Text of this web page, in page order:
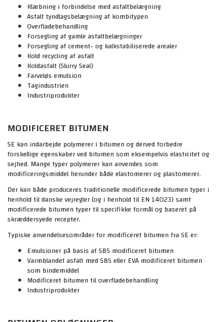
Klæbning i forbindelse med asfaltbelægning
Asfalt tyndlagsbelægning af kombitypen
Overfladebehandling
Forsegling af gamle asfaltbelægninger
Forsegling af cement- og kalkstabiliserede arealer
Kold recycling af asfalt
Koldasfalt (Slurry Seal)
Farveløs emulsion
Tagindustrien
Industriprodukter
MODIFICERET BITUMEN
SE kan indarbejde polymerer i bitumen og derved forbedre
forskellige egenskaber ved bitumen som eksempelvis elasticitet og
sejhed. Mange typer polymerer kan anvendes som
modificeringsmiddel herunder både elastomerer og plastomerer.
Der kan både produceres traditionelle modificerede bitumen typer i
henhold til danske vejregler (og i henhold til EN 14023) samt
modificerede bitumen typer til specifikke formål og baseret på
skræddersyede recepter.
Typiske anvendelsesområder for modificeret bitumen fra SE er:
Emulsioner på basis af SBS modificeret bitumen
Varmblandet asfalt med SBS eller EVA modificeret bitumen
som bindemiddel
Modificeret bitumen til overfladebehandling
Industriprodukter